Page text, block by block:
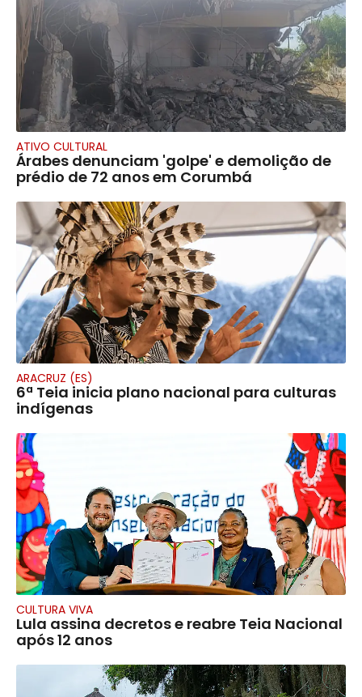
ATIVO CULTURAL
Árabes denunciam 'golpe' e demolição de
prédio de 72 anos em Corumbá
ARACRUZ (ES)
6ª Teia inicia plano nacional para culturas
indígenas
CULTURA VIVA
Lula assina decretos e reabre Teia Nacional
após 12 anos